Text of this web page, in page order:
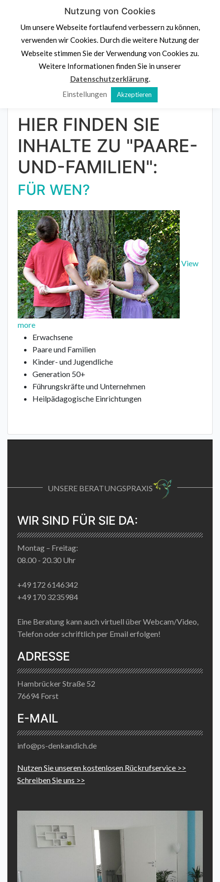
content
Denk an dich
Psychologische Beratung,
Potenzialentdeckung
Navigation klicken
Paare und Familien
HIER FINDEN SIE
INHALTE ZU "PAARE-
UND-FAMILIEN":
FÜR WEN?
View
more
Erwachsene
Paare und Familien
Kinder- und Jugendliche
Generation 50+
Führungskräfte und Unternehmen
Heilpädagogische Einrichtungen
UNSERE BERATUNGSPRAXIS
WIR SIND FÜR SIE DA:
Montag – Freitag:
08.00 - 20.30 Uhr
+49 172 6146342
+49 170 3235984
Eine Beratung kann auch virtuell über Webcam/Video,
Telefon oder schriftlich per Email erfolgen!
ADRESSE
Hambrücker Straße 52
76694 Forst
E-MAIL
info@ps-denkandich.de
Nutzen Sie unseren kostenlosen Rückrufservice >>
Schreiben Sie uns >>
Nutzung von Cookies
Um unsere Webseite fortlaufend verbessern zu können,
verwenden wir Cookies. Durch die weitere Nutzung der
Webseite stimmen Sie der Verwendung von Cookies zu.
Weitere Informationen finden Sie in unserer
Datenschutzerklärung.
Einstellungen
Akzeptieren